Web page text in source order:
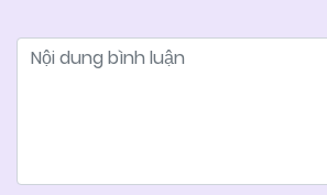
Chapter 21 06/06/2025